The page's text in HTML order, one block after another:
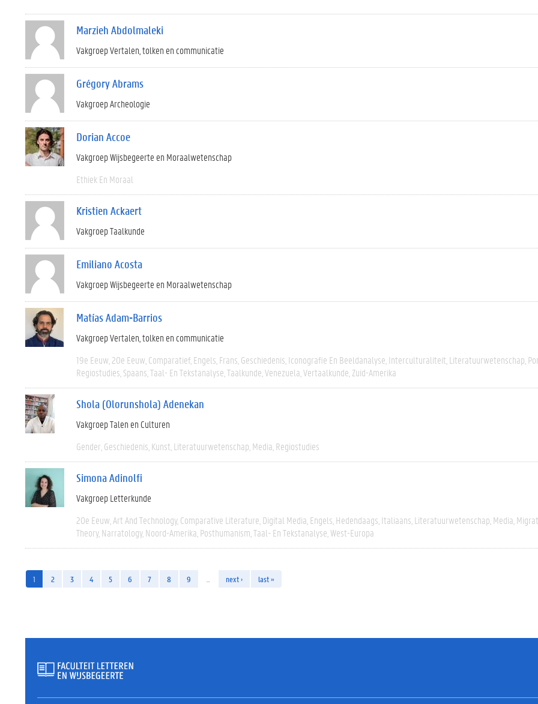
Marzieh Abdolmaleki
Vakgroep Vertalen, tolken en communicatie
Grégory Abrams
Vakgroep Archeologie
Dorian Accoe
Vakgroep Wijsbegeerte en Moraalwetenschap
Ethiek En Moraal
Kristien Ackaert
Vakgroep Taalkunde
Emiliano Acosta
Vakgroep Wijsbegeerte en Moraalwetenschap
Matías Adam-Barrios
Vakgroep Vertalen, tolken en communicatie
19e Eeuw 20e Eeuw Comparatief Engels Frans Geschiedenis Iconografie En Beeldanalyse Interculturaliteit Literatuurwetenschap
Regiostudies Spaans Taal- En Tekstanalyse Taalkunde Venezuela Vertaalkunde Zuid-Amerika
Shola (Olorunshola) Adenekan
Vakgroep Talen en Culturen
Gender Geschiedenis Kunst Literatuurwetenschap Media Regiostudies
Simona Adinolfi
Vakgroep Letterkunde
20e Eeuw Art And Technology Comparative Literature Digital Media Engels Hedendaags Italiaans Literatuurwetenschap Media
Theory Narratology Noord-Amerika Posthumanism Taal- En Tekstanalyse West-Europa
1 2 3 4 5 6 7 8 9 next › last »